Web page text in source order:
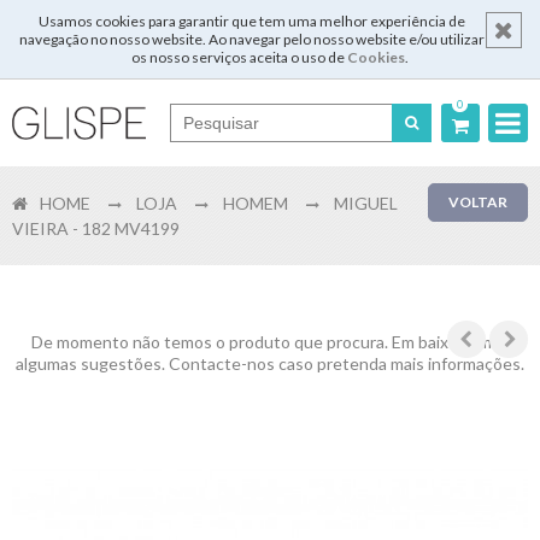
Usamos cookies para garantir que tem uma melhor experiência de
navegação no nosso website. Ao navegar pelo nosso website e/ou utilizar
os nosso serviços aceita o uso de Cookies.
0
English VOLTAR
HOME LOJA HOMEM
MIGUEL
VIEIRA - 182 MV4199
De momento não temos o produto que procura. Em baixo temos
algumas sugestões. Contacte-nos caso pretenda mais informações.